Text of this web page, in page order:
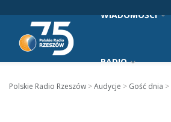
WIADOMOŚCI
RADIO
Polskie Radio Rzeszów >Audycje > Gość dnia >